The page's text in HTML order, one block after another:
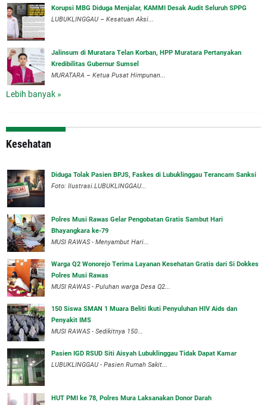
Korupsi MBG Diduga Menjalar, KAMMI Desak Audit Seluruh SPPG
‎LUBUKLINGGAU – Kesatuan Aksi...
‎Jalinsum di Muratara Telan Korban, HPP Muratara Pertanyakan
Kredibilitas Gubernur Sumsel
MURATARA – Ketua Pusat Himpunan...
Lebih banyak »
Kesehatan
Diduga Tolak Pasien BPJS, Faskes di Lubuklinggau Terancam Sanksi
Foto: Ilustrasi.LUBUKLINGGAU...
Polres Musi Rawas Gelar Pengobatan Gratis Sambut Hari
Bhayangkara ke-79
MUSI RAWAS - Menyambut Hari...
Warga Q2 Wonorejo Terima Layanan Kesehatan Gratis dari Si Dokkes
Polres Musi Rawas
MUSI RAWAS - Puluhan warga Desa Q2...
150 Siswa SMAN 1 Muara Beliti Ikuti Penyuluhan HIV Aids dan
Penyakit IMS
MUSI RAWAS - Sedikitnya 150...
Pasien IGD RSUD Siti Aisyah Lubuklinggau Tidak Dapat Kamar
LUBUKLINGGAU - Pasien Rumah Sakit...
HUT PMI ke 78, Polres Mura Laksanakan Donor Darah